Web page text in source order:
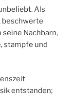
Als
beschwerte
Nachbarn,
stampfe und
entstanden;